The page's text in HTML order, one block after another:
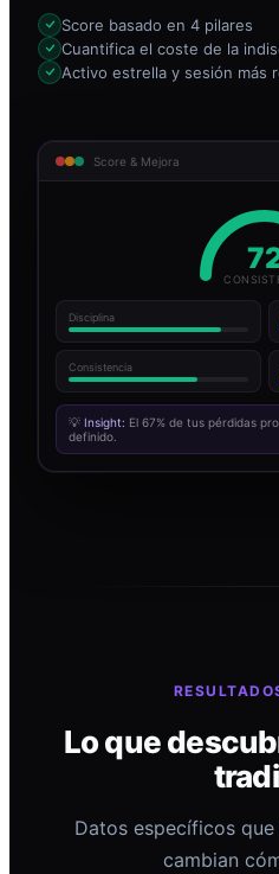
Score basado en 4 pilares
Cuantifica el coste de la
Activo estrella y sesión más
Score & Mejora
Disciplina
Consistencia
💡 Insight: El 67% de tus pérdidas
definido.
Lo que
Datos específicos
cambian